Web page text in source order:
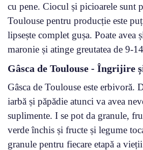
cu pene. Ciocul și picioarele sunt
Toulouse pentru producție este
lipsește complet gușa. Poate avea
maronie și atinge greutatea de 9-
Gâsca de Toulouse - Îngrijire
Gâsca de Toulouse este erbivoră.
iarbă și păpădie atunci va avea
suplimente. I se pot da granule,
verde închis și fructe și legume
granule pentru fiecare etapă a